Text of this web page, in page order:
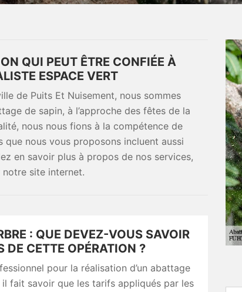
QUI PEUT ÊTRE CONFIÉE À
ESPACE VERT
de Puits Et Nuisement, nous sommes
de sapin, à l’approche des fêtes de la
nous nous fions à la compétence de
que nous vous proposons incluent aussi
en savoir plus à propos de nos services,
site internet.
: QUE DEVEZ-VOUS SAVOIR
DE CETTE OPÉRATION ?
pour la réalisation d’un abattage
il fait savoir que les tarifs appliqués par les